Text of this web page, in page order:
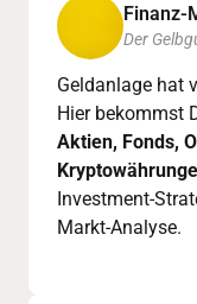
Finanz-
Der
Geldanlage hat
Aktien, Fonds,
Investment-
Markt-Analyse.